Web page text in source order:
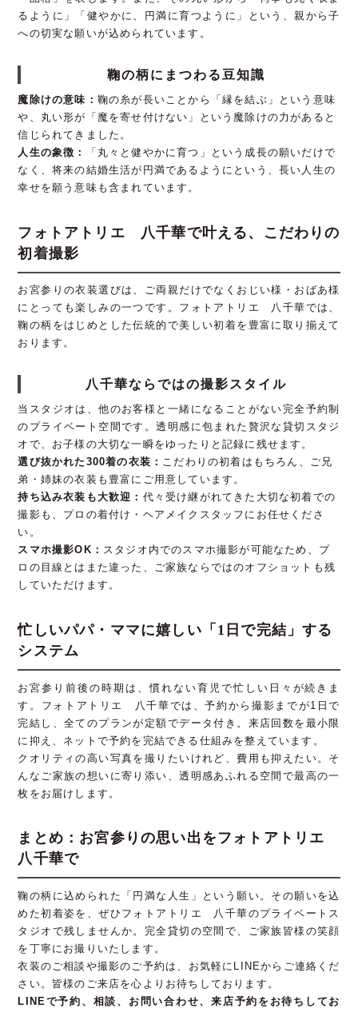
るように」「健やかに、円満に育つように」という、親から子
への切実な願いが込められています。
鞠の柄にまつわる豆知識
魔除けの意味： 鞠の糸が長いことから「縁を結ぶ」という意味
や、丸い形が「魔を寄せ付けない」という魔除けの力があると
信じられてきました。
人生の象徴：
「丸々と健やかに育つ」という成長の願いだけで
なく、将来の結婚生活が円満であるようにという、長い人生の
幸せを願う意味も含まれています。
フォトアトリエ 八千華で叶える、こだわりの
初着撮影
お宮参りの衣装選びは、ご両親だけでなくおじい様・おばあ様
にとっても楽しみの一つです。フォトアトリエ 八千華では、
鞠の柄をはじめとした伝統的で美しい初着を豊富に取り揃えて
おります。
八千華ならではの撮影スタイル
当スタジオは、他のお客様と一緒になることがない完全予約制
のプライベート空間です。透明感に包まれた贅沢な貸切スタジ
オで、お子様の大切な一瞬をゆったりと記録に残せます。
選び抜かれた300着の衣装： こだわりの初着はもちろん、ご兄
弟・姉妹の衣装も豊富にご用意しています。
持ち込み衣装も大歓迎： 代々受け継がれてきた大切な初着での
撮影も、プロの着付け・ヘアメイクスタッフにお任せくださ
い。
スマホ撮影OK： スタジオ内でのスマホ撮影が可能なため、プ
ロの目線とはまた違った、ご家族ならではのオフショットも残
していただけます。
忙しいパパ・ママに嬉しい「1日で完結」する
システム
お宮参り前後の時期は、慣れない育児で忙しい日々が続きま
す。フォトアトリエ 八千華では、予約から撮影までが1日で
完結し、全てのプランが定額でデータ付き。来店回数を最小限
に抑え、ネットで予約を完結できる仕組みを整えています。
クオリティの高い写真を撮りたいけれど、費用も抑えたい。そ
んなご家族の想いに寄り添い、透明感あふれる空間で最高の一
枚をお届けします。
まとめ：お宮参りの思い出をフォトアトリエ
八千華で
鞠の柄に込められた「円満な人生」という願い。その願いを込
めた初着姿を、ぜひフォトアトリエ 八千華のプライベートス
タジオで残しませんか。完全貸切の空間で、ご家族皆様の笑顔
を丁寧にお撮りいたします。
衣装のご相談や撮影のご予約は、お気軽にLINEからご連絡くだ
さい。皆様のご来店を心よりお待ちしております。
LINEで予約、相談、お問い合わせ、来店予約をお待ちしてお